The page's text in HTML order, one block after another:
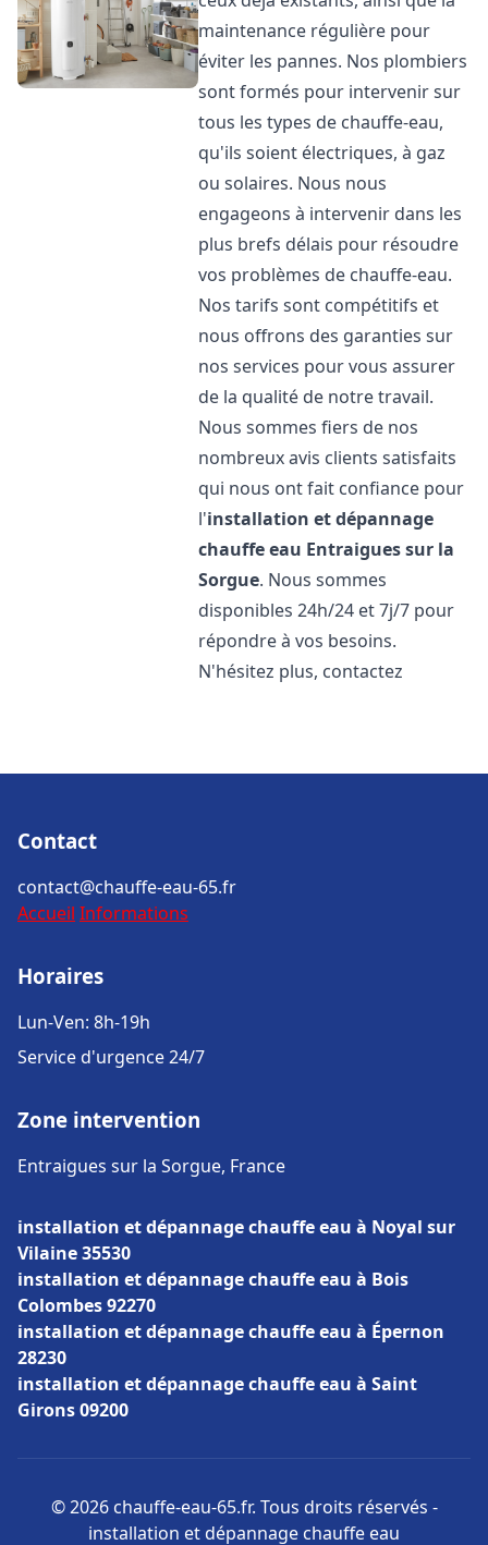
maintenance régulière pour
éviter les pannes. Nos plombiers
sont formés pour intervenir sur
tous les types de chauffe-eau,
qu'ils soient électriques, à gaz
ou solaires. Nous nous
engageons à intervenir dans les
plus brefs délais pour résoudre
vos problèmes de chauffe-eau.
Nos tarifs sont compétitifs et
nous offrons des garanties sur
nos services pour vous assurer
de la qualité de notre travail.
Nous sommes fiers de nos
nombreux avis clients satisfaits
qui nous ont fait confiance pour
l'installation et dépannage
chauffe eau Entraigues sur la
Sorgue. Nous sommes
disponibles 24h/24 et 7j/7 pour
répondre à vos besoins.
N'hésitez plus, contactez
Contact
contact@chauffe-eau-65.fr
Accueil Informations
Horaires
Lun-Ven: 8h-19h
Service d'urgence 24/7
Zone intervention
Entraigues sur la Sorgue, France
installation et dépannage chauffe eau à Noyal sur
Vilaine 35530
installation et dépannage chauffe eau à Bois
Colombes 92270
installation et dépannage chauffe eau à Épernon
28230
installation et dépannage chauffe eau à Saint
Girons 09200
© 2026 chauffe-eau-65.fr. Tous droits réservés -
installation et dépannage chauffe eau